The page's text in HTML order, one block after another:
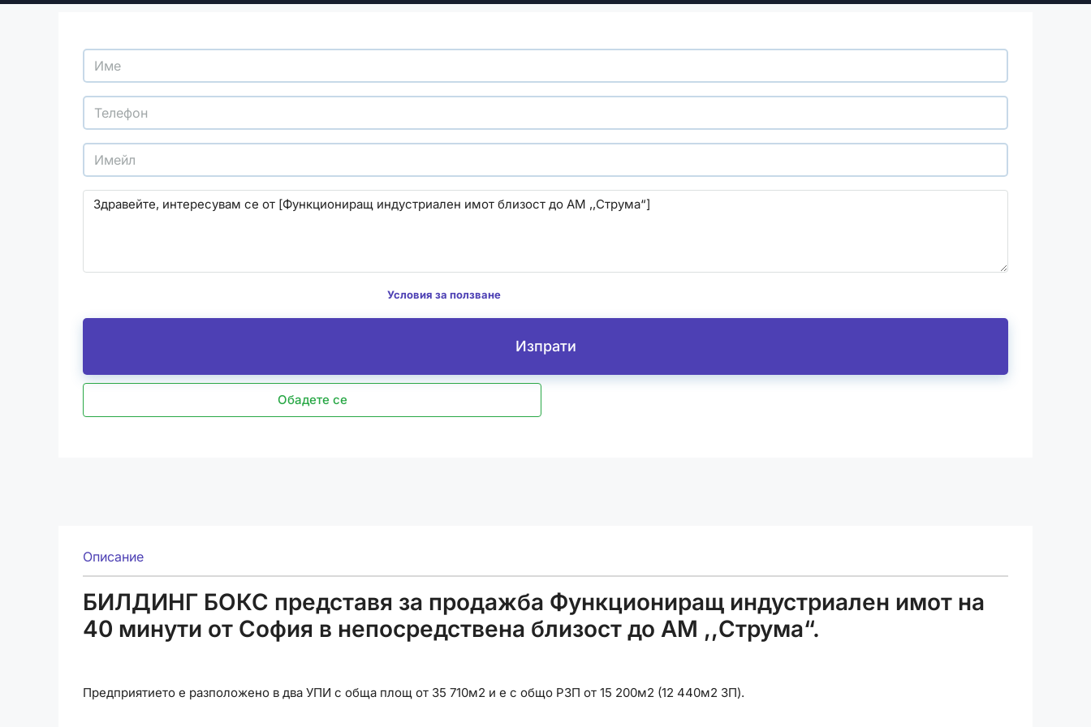
Условия за ползване
Изпрати
Обадете се
Описание
БИЛДИНГ БОКС представя за продажба Функциониращ индустриален имот на
40 минути от София в непосредствена близост до АМ ,,Струма“.
Предприятието е разположено в два УПИ с обща площ от 35 710м2 и е с общо РЗП от 15 200м2 (12 440м2 ЗП).